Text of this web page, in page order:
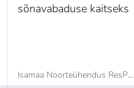
sõnavabaduse kaitseks
Isamaa Noorteühendus ResPublica,